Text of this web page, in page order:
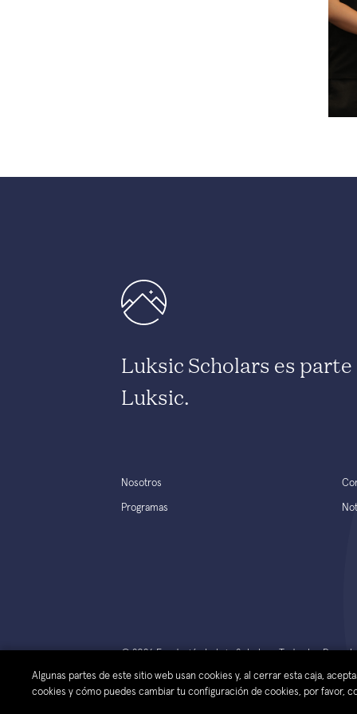
Luksic Scholars es
Luksic.
Nosotros
Programas
© 2026 Fundación Luksic Scholars. Todos los
Algunas partes de este sitio web usan cookies y, al cerrar esta caja,
cookies y cómo puedes cambiar tu configuración de cookies, por favor,